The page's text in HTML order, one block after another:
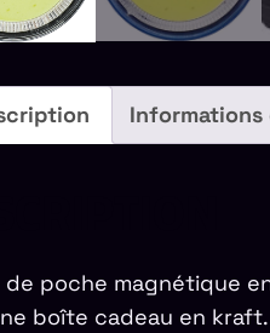
Informations
de poche magnétique
boîte cadeau en kraft.